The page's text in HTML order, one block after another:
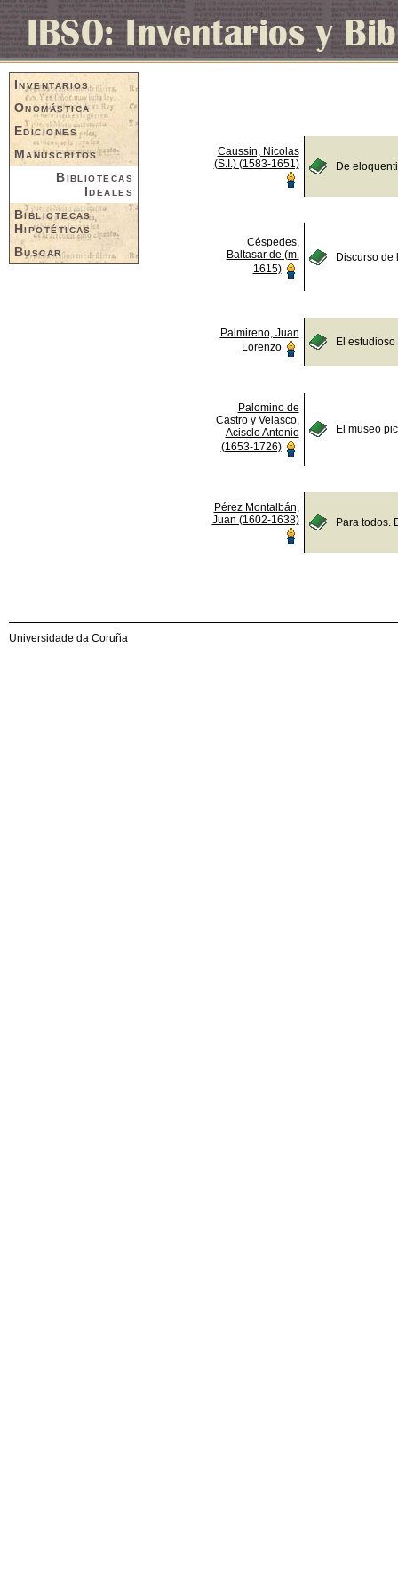
Inventarios
Onomástica
Ediciones
Manuscritos
Bibliotecas
Ideales
Bibliotecas
Hipotéticas
Buscar
Caussin, Nicolas
(S.I.) (1583-1651)
De
Céspedes,
Baltasar de (m.
1615)
Discurso de
Palmireno, Juan
Lorenzo
El
Palomino de
Castro y Velasco,
Acisclo Antonio
(1653-1726)
El museo
Pérez Montalbán,
Juan (1602-1638)
Para todos.
Universidade da Coruña